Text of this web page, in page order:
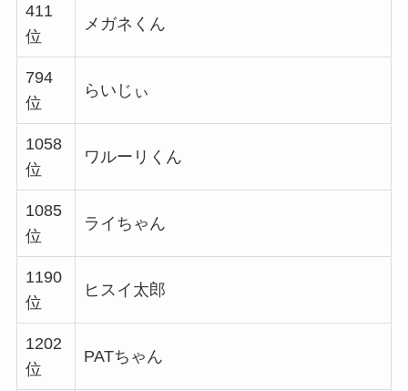
411
位
メガネくん
794
位
らいじぃ
1058
位
ワルーリくん
1085
位
ライちゃん
1190
位
ヒスイ太郎
1202
位
PATちゃん